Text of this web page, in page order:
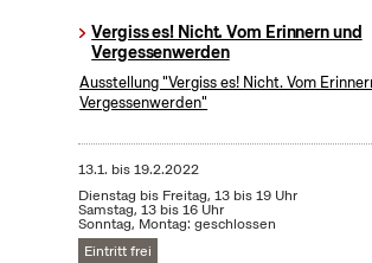
Vergiss es! Nicht. Vom Erinnern und
Vergessenwerden
Ausstellung "Vergiss es! Nicht. Vom
Vergessenwerden"
13.1. bis19.2.2022
Dienstag bis Freitag, 13 bis 19 Uhr
Samstag, 13 bis 16 Uhr
Sonntag, Montag: geschlossen
Eintritt frei